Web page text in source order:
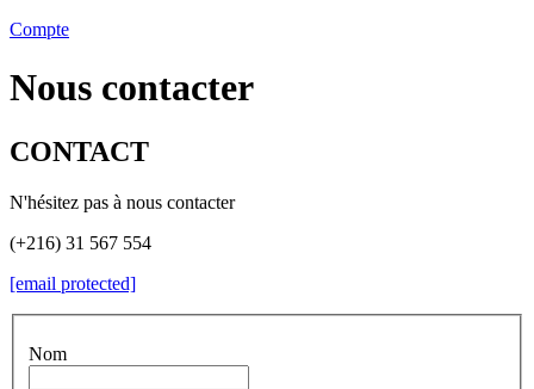
Compte
Nous contacter
CONTACT
N'hésitez pas à nous contacter
(+216) 31 567 554
[email protected]
Nom